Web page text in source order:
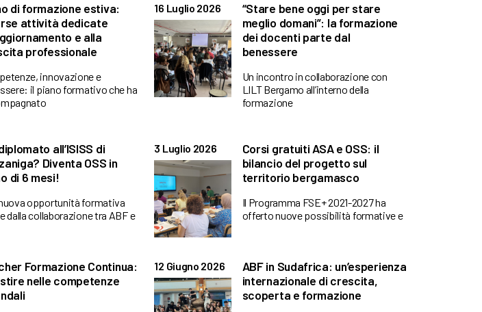
di formazione estiva:
attività dedicate
e alla
professionale
innovazione e
il piano formativo che ha
16 Luglio 2026
“Stare bene oggi per stare
meglio domani”: la formazione
dei docenti parte dal
benessere
Un incontro in collaborazione con
LILT Bergamo all’interno della
formazione
all’ISISS di
Diventa OSS in
di 6 mesi!
opportunità formativa
dalla collaborazione tra ABF e
3 Luglio 2026
Corsi gratuiti ASA e OSS: il
bilancio del progetto sul
territorio bergamasco
Il Programma FSE+ 2021-2027 ha
offerto nuove possibilità formative e
Formazione Continua:
nelle competenze
12 Giugno 2026
ABF in Sudafrica: un’esperienza
internazionale di crescita,
scoperta e formazione